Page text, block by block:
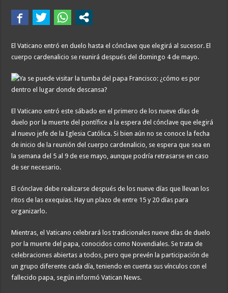
El Vaticano entró en duelo hasta el cónclave que elegirá al sucesor. El
cuerpo cardenalicio se reunirá después del domingo 4 de mayo.
El Vaticano entró este sábado en el primero de los nueve días de
duelo por la muerte del pontífice a la espera del cónclave que elegirá
al nuevo jefe de la Iglesia Católica. Si bien aún no se conoce la fecha
de inicio de la reunión del cuerpo cardenalicio, se espera que sea en
la semana del 5 al 9 de ese mayo, aunque podría retrasarse en caso
de ser necesario.
El cónclave debe realizarse después de los nueve días que llevan los
ritos de las exequias. Hay un plazo de entre 15 y 20 días para
organizarlo.
Mientras, el Vaticano celebrará los tradicionales nueve días de duelo
por la muerte del papa, conocidos como Novendiales. Se trata de
celebraciones abiertas a todos, pero que prevén la participación de
un grupo diferente cada día, teniendo en cuenta sus vínculos con el
fallecido papa, según informó Vatican News.